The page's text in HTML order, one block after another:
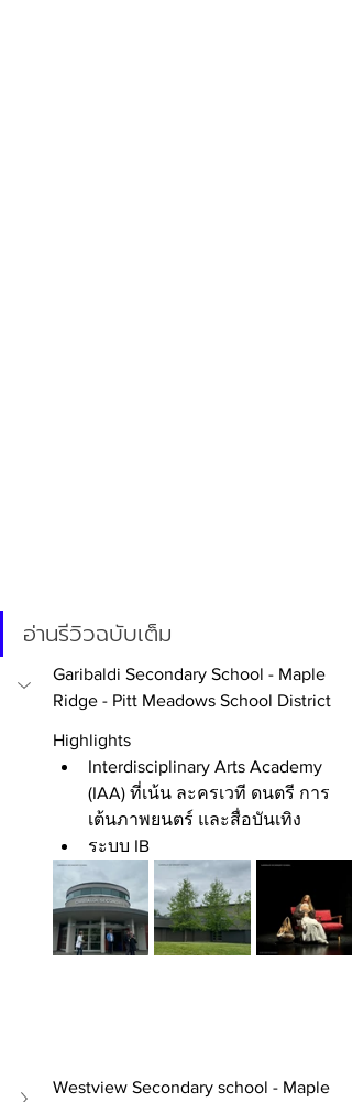
อ่านรีวิวฉบับเต็ม
Garibaldi Secondary School - Maple
Ridge - Pitt Meadows School District
Highlights
Interdisciplinary Arts Academy
(IAA) ที่เน้น ละครเวที ดนตรี การ
เต้นภาพยนตร์ และสื่อบันเทิง
ระบบ IB
Westview Secondary school - Maple